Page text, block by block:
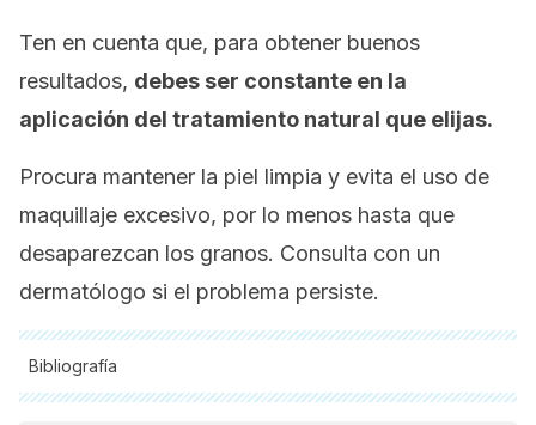
Ten en cuenta que, para obtener buenos
resultados, debes ser constante en la
aplicación del tratamiento natural que elijas.
Procura mantener la piel limpia y evita el uso de
maquillaje excesivo, por lo menos hasta que
desaparezcan los granos. Consulta con un
dermatólogo si el problema persiste.
Bibliografía
Todas las fuentes citadas fueron revisadas a profundidad por